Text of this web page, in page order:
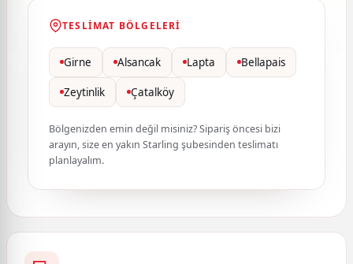
TESLIMAT BÖLGELERI
Girne Alsancak Lapta Bellapais
Zeytinlik Çatalköy
Bölgenizden emin değil misiniz? Sipariş öncesi bizi
arayın, size en yakın Starling şubesinden teslimatı
planlayalım.